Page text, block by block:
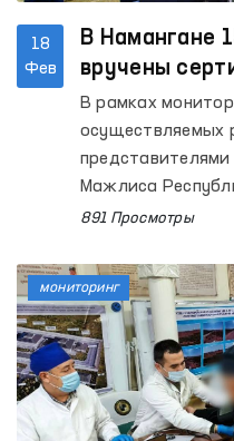
18
Фев
В Намангане
вручены
В рамках
осуществляемых
представителями
Мажлиса
человека
условий
внимание
направленным на
адаптации после
891 Просмотры
мониторинг